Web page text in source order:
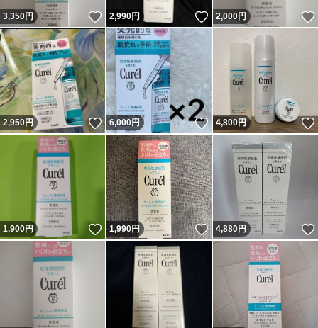
3,350円 いいね！
2,990円 いいね！
2,000円
2,950円 いいね！
6,000円 いいね！
4,800円
1,900円 いいね！
1,990円 いいね！
4,880円